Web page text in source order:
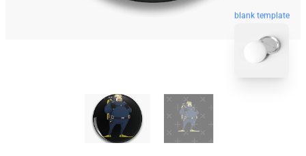
blank template